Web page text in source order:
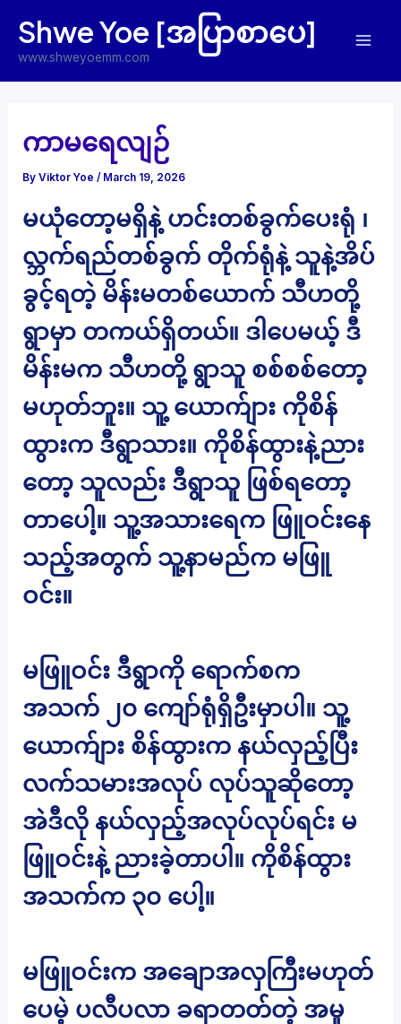
content
Shwe Yoe [အပြာစာပေ]
www.shweyoemm.com
ကာမရေလျဉ်
ByViktor Yoe/ March 19, 2026
မယုံတော့မရှိနဲ့ ဟင်းတစ်ခွက်ပေးရုံ ၊
လ္ဘက်ရည်တစ်ခွက် တိုက်ရုံနဲ့ သူနဲ့အိပ်
ခွင့်ရတဲ့ မိန်းမတစ်ယောက် သီဟတို့
ရွာမှာ တကယ်ရှိတယ်။ ဒါပေမယ့် ဒီ
မိန်းမက သီဟတို့ ရွာသူ စစ်စစ်တော့
မဟုတ်ဘူး။ သူ့ ယောက်ျား ကိုစိန်
ထွားက ဒီရွာသား။ ကိုစိန်ထွားနဲ့ညား
တော့ သူလည်း ဒီရွာသူ ဖြစ်ရတော့
တာပေါ့။ သူ့အသားရေက ဖြူဝင်းနေ
သည့်အတွက် သူ့နာမည်က မဖြူ
ဝင်း။
မဖြူဝင်း ဒီရွာကို ရောက်စက
အသက် ၂၀ ကျော်ရုံရှိဦးမှာပါ။ သူ့
ယောက်ျား စိန်ထွားက နယ်လှည့်ပြီး
လက်သမားအလုပ် လုပ်သူဆိုတော့
အဲဒီလို နယ်လှည့်အလုပ်လုပ်ရင်း မ
ဖြူဝင်းနဲ့ ညားခဲ့တာပါ။ ကိုစိန်ထွား
အသက်က ၃၀ ပေါ့။
မဖြူဝင်းက အချောအလှကြီးမဟုတ်
ပေမဲ့ ပလီပလာ ခရာတတ်တဲ့ အမူ